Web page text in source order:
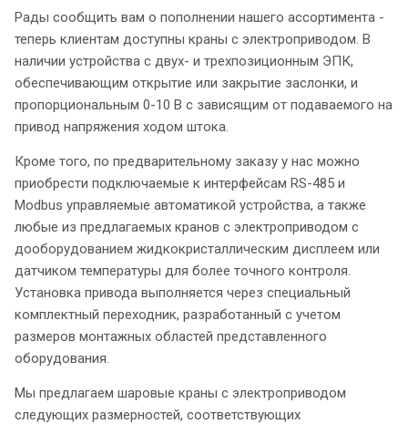
Рады сообщить вам о пополнении нашего ассортимента -
теперь клиентам доступны краны с электроприводом. В
наличии устройства с двух- и трехпозиционным ЭПК,
обеспечивающим открытие или закрытие заслонки, и
пропорциональным 0-10 В с зависящим от подаваемого на
привод напряжения ходом штока.
Кроме того, по предварительному заказу у нас можно
приобрести подключаемые к интерфейсам RS-485 и
Modbus управляемые автоматикой устройства, а также
любые из предлагаемых кранов с электроприводом с
дооборудованием жидкокристаллическим дисплеем или
датчиком температуры для более точного контроля.
Установка привода выполняется через специальный
комплектный переходник, разработанный с учетом
размеров монтажных областей представленного
оборудования.
Мы предлагаем шаровые краны с электроприводом
следующих размерностей, соответствующих